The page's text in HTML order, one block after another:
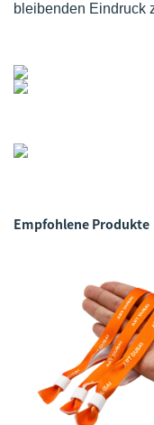
bleibenden Eindruck
Empfohlene Produkte